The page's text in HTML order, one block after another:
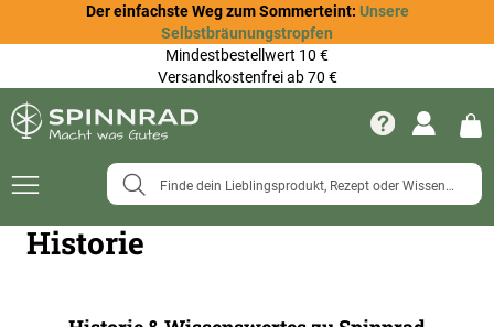
Der einfachste Weg zum Sommerteint: Unsere
Selbstbräunungstropfen
Mindestbestellwert 10 €
Versandkostenfrei ab 70 €
Navigation
Historie